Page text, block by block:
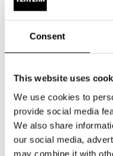
Consent
This website uses
We use cookies to
provide social media
We also share
our social media,
may combine it with
för Åbo Svenska Teater
Esbomedaljen.
Dolivo slutade som
för Finlands filminstitut
minns även Georg
kvartetten Kivikasvot.